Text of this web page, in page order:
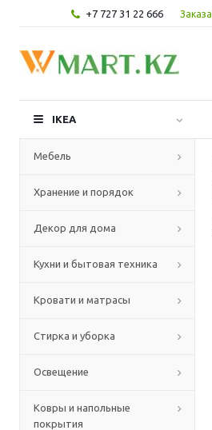
+7 727 31 22 666
IKEA
Мебель
Хранение и порядок
Декор для дома
Кухни и бытовая техника
Кровати и матрасы
Стирка и уборка
Освещение
Ковры и напольные
покрытия